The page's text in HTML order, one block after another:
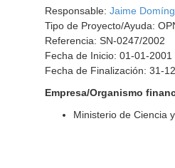
Responsable: Jaime
Tipo de Proyecto/Ayuda:
Referencia: SN-0247/2002
Fecha de Inicio: 01-01-2001
Fecha de Finalización: 31-
Empresa/Organismo
Ministerio de Ciencia